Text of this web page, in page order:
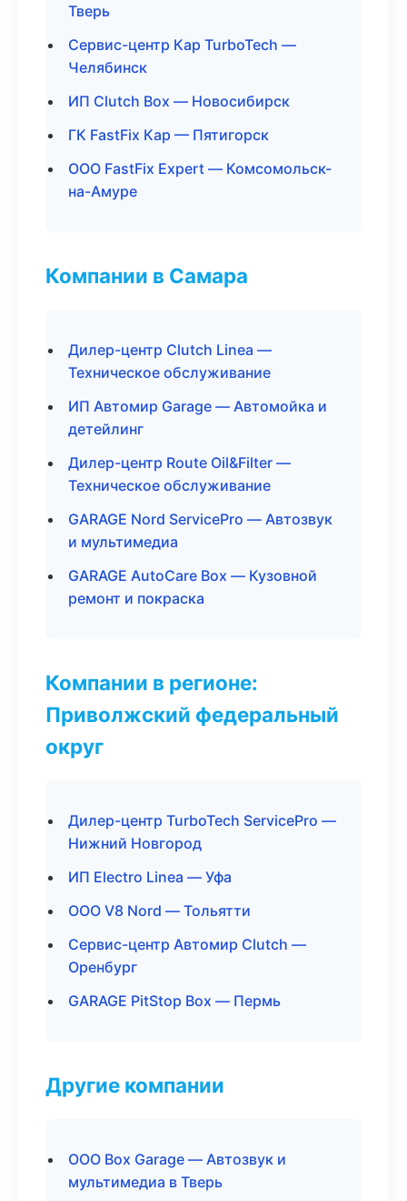
Тверь
Сервис-центр Кар TurboTech —
Челябинск
ИП Clutch Box — Новосибирск
ГК FastFix Кар — Пятигорск
ООО FastFix Expert — Комсомольск-
на-Амуре
Компании в Самара
Дилер-центр Clutch Linea —
Техническое обслуживание
ИП Автомир Garage — Автомойка и
детейлинг
Дилер-центр Route Oil&Filter —
Техническое обслуживание
GARAGE Nord ServicePro — Автозвук
и мультимедиа
GARAGE AutoCare Box — Кузовной
ремонт и покраска
Компании в регионе:
Приволжский федеральный
округ
Дилер-центр TurboTech ServicePro —
Нижний Новгород
ИП Electro Linea — Уфа
ООО V8 Nord — Тольятти
Сервис-центр Автомир Clutch —
Оренбург
GARAGE PitStop Box — Пермь
Другие компании
ООО Box Garage — Автозвук и
мультимедиа в Тверь